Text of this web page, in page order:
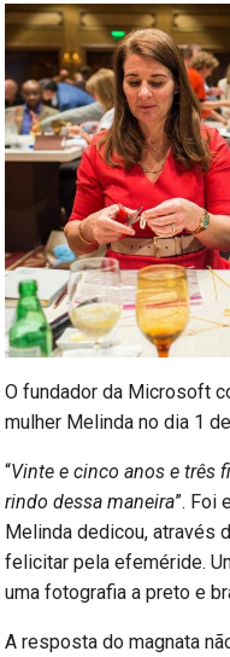
O fundador da Microsoft
mulher Melinda no dia 1
“Vinte e cinco anos e três
rindo dessa maneira”. Foi
Melinda dedicou, através
felicitar pela efeméride.
uma fotografia a preto e
A resposta do magnata